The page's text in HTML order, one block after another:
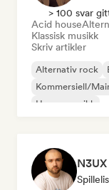
> 100 svar
Acid house
Klassisk musikk
Skriv artikler
Alternativ rock
Kommersiell/
House-musikk
N3UX